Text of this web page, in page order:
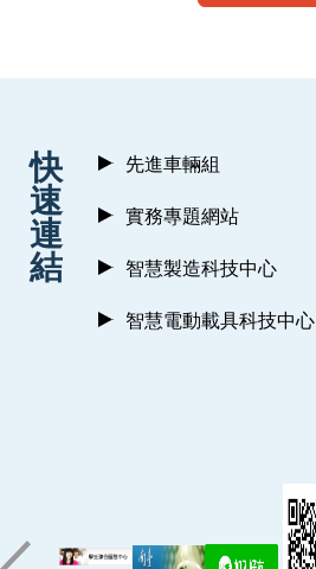
快
速
連
結
先進車輛組
實務專題網站
智慧製造科技中心
智慧電動載具科技中心